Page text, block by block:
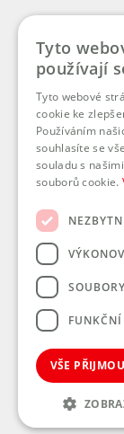
Copyright
This site is
Tyto
používají
Tyto webové
cookie ke
Používáním
souhlasíte se
souladu s
souborů cookie.
VŠE